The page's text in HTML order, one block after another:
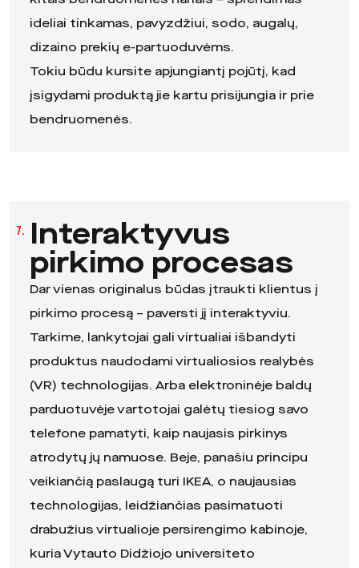
ideliai tinkamas, pavyzdžiui, sodo, augalų,
dizaino prekių e-partuoduvėms.
Tokiu būdu kursite apjungiantį pojūtį, kad
įsigydami produktą jie kartu prisijungia ir prie
bendruomenės.
7. Interaktyvus
pirkimo procesas
Dar vienas originalus būdas įtraukti klientus į
pirkimo procesą – paversti jį interaktyviu.
Tarkime, lankytojai gali virtualiai išbandyti
produktus naudodami virtualiosios realybės
(VR) technologijas. Arba elektroninėje baldų
parduotuvėje vartotojai galėtų tiesiog savo
telefone pamatyti, kaip naujasis pirkinys
atrodytų jų namuose. Beje, panašiu principu
veikiančią paslaugą turi IKEA, o naujausias
technologijas, leidžiančias pasimatuoti
drabužius virtualioje persirengimo kabinoje,
kuriaVytauto Didžiojo universiteto